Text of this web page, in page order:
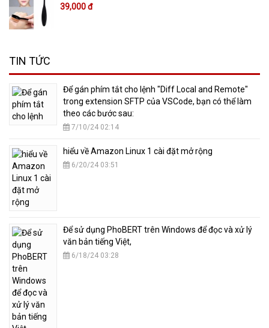
39,000 đ
TIN TỨC
​Để gán phím tắt cho lệnh "Diff Local and Remote"
trong extension SFTP của VSCode, bạn có thể làm
theo các bước sau:
7/10/24 02:14
hiểu về Amazon Linux 1 cài đặt mở rộng
6/20/24 03:51
​Để sử dụng PhoBERT trên Windows để đọc và xử lý
văn bản tiếng Việt,
6/18/24 03:28